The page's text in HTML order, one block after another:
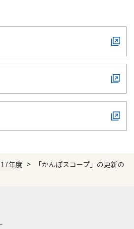
こと
らせ
フサービス
ント
ベントでかかる費用とは？
さまへ
ア／ソーシャルメディア
年度 >
「かんぽスコープ」の更新の